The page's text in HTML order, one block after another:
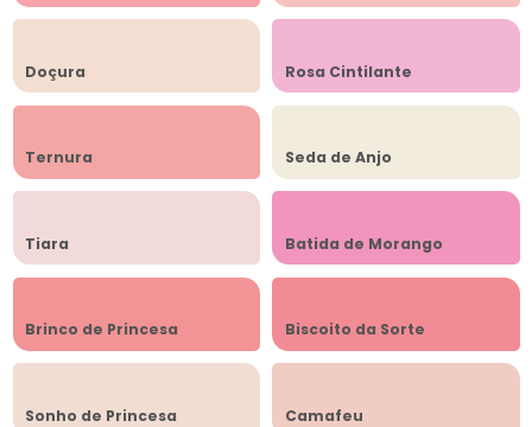
Doçura Rosa Cintilante
Ternura Seda de Anjo
Tiara Batida de Morango
Brinco de Princesa Biscoito da Sorte
Sonho de Princesa Camafeu